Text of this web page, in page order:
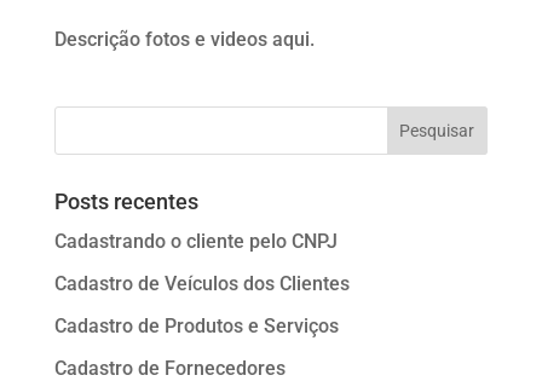
Descrição fotos e videos aqui.
Posts recentes
Cadastrando o cliente pelo CNPJ
Cadastro de Veículos dos Clientes
Cadastro de Produtos e Serviços
Cadastro de Fornecedores